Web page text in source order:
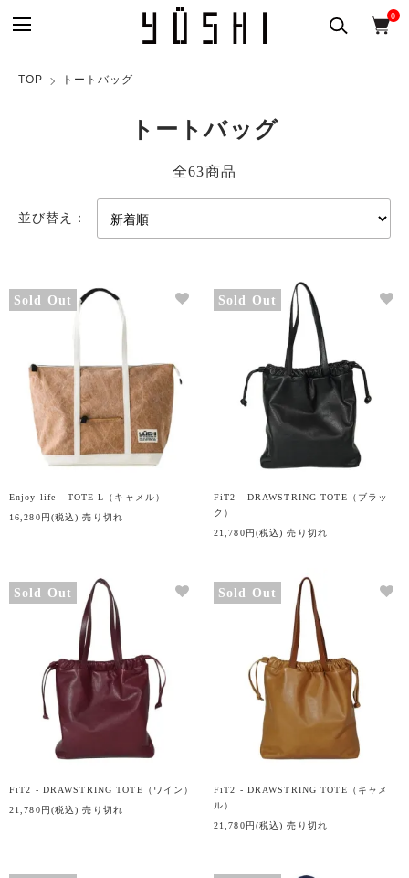
0
TOP トートバッグ
トートバッグ
全63商品
並び替え：
Sold Out
Enjoy life - TOTE L（キャメル）
16,280円(税込)売り切れ
Sold Out
FiT2 - DRAWSTRING TOTE（ブラッ
ク）
21,780円(税込)売り切れ
Sold Out
FiT2 - DRAWSTRING TOTE（ワイン）
21,780円(税込)売り切れ
Sold Out
FiT2 - DRAWSTRING TOTE（キャメ
ル）
21,780円(税込)売り切れ